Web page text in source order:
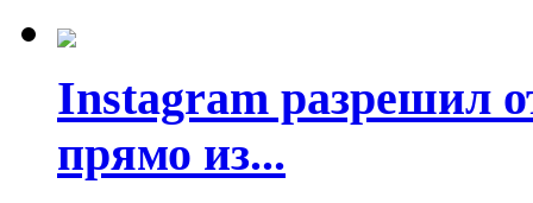
Instagram разрешил
прямо из...